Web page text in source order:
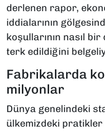
derlenen rapor,
iddialarının
koşullarının nasıl
terk edildiğini
Fabrikalarda
milyonlar
Dünya genelindeki
ülkemizdeki pratikler